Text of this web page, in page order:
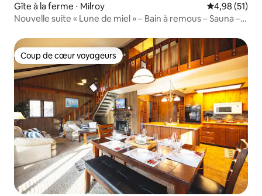
Gîte à la ferme ⋅ Milroy Évaluation
4,98 (51)
Nouvelle suite « Lune de miel » – Bain à remous – Sauna –
Coup de cœur voyageurs
Coup de cœur voyageurs